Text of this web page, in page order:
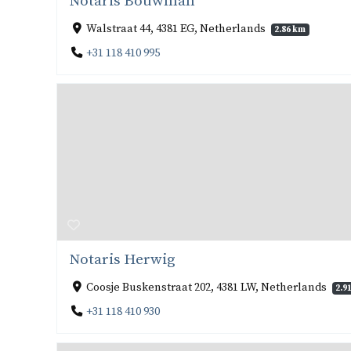
Walstraat 44, 4381 EG, Netherlands 2.86 km
+31 118 410 995
Notaris Herwig
Coosje Buskenstraat 202, 4381 LW, Netherlands
+31 118 410 930